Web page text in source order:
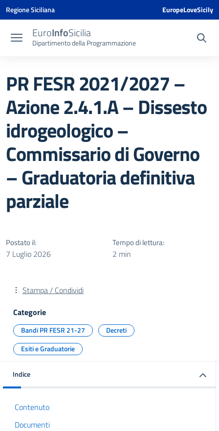
Vai ai contenuti
Vai al menu di navigazione
Vai al footer
Vai al banner delle Cookie Policy
Regione Siciliana EuropeLoveSicily
EuroInfoSicilia
Dipartimento della Programmazione
PR FESR 2021/2027 –
Azione 2.4.1.A – Dissesto
idrogeologico –
Commissario di Governo
– Graduatoria definitiva
parziale
Postato il:
7 Luglio 2026
Tempo di lettura:
2 min
Stampa / Condividi
Categorie
Bandi PR FESR 21-27
Decreti
Esiti e Graduatorie
Indice
Contenuto
Documenti